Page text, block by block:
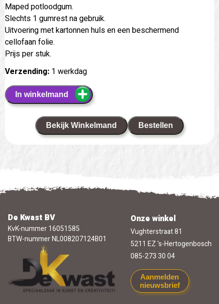
Maped potloodgum.
Slechts 1 gumrest na gebruik.
Uitvoering met kartonnen huls en een beschermend
cellofaan folie.
Prijs per stuk.
Verzending: 1 werkdag
In winkelmand
Bekijk Winkelmand Bestellen
De Kwast BV
KvK-nummer 16051585
BTW-nummer NL008207124B01
Onze winkel
Vughterstraat 81
5211 EZ 's-Hertogenbosch
085-273 30 04
Aanmelden
nieuwsbrief